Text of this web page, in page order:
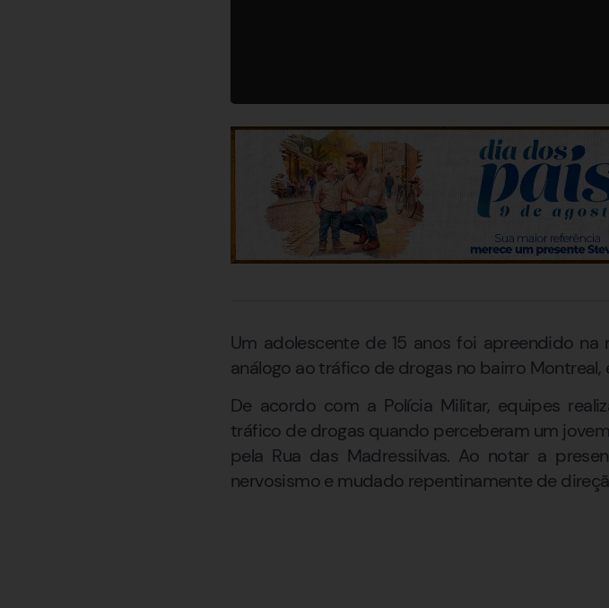
Um adolescente de 15 anos foi apreendido
análogo ao tráfico de drogas no bairro Montreal,
De acordo com a Polícia Militar, equipes
tráfico de drogas quando perceberam um
pela Rua das Madressilvas. Ao notar a
nervosismo e mudado repentinamente de